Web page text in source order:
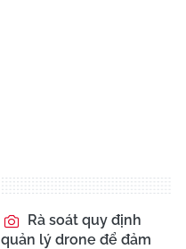
Rà soát quy định
quản lý drone để đảm